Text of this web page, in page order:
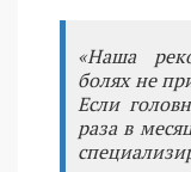
«Наша
болях не
Если
раза в